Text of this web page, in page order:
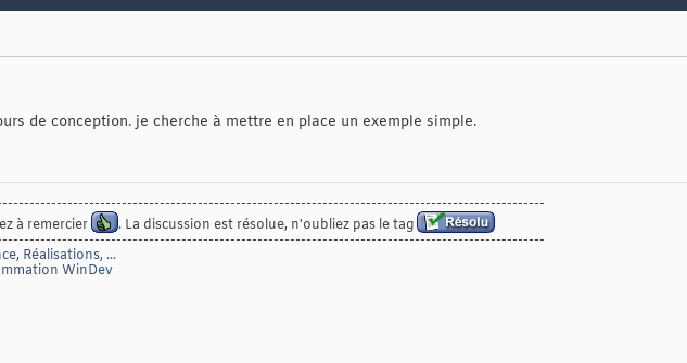
de conception. je cherche à mettre en place un exemple simple.
à remercier
. La discussion est résolue, n'oubliez pas le tag
Réalisations, ...
WinDev